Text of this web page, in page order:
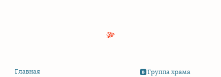
Группа храма
Главная